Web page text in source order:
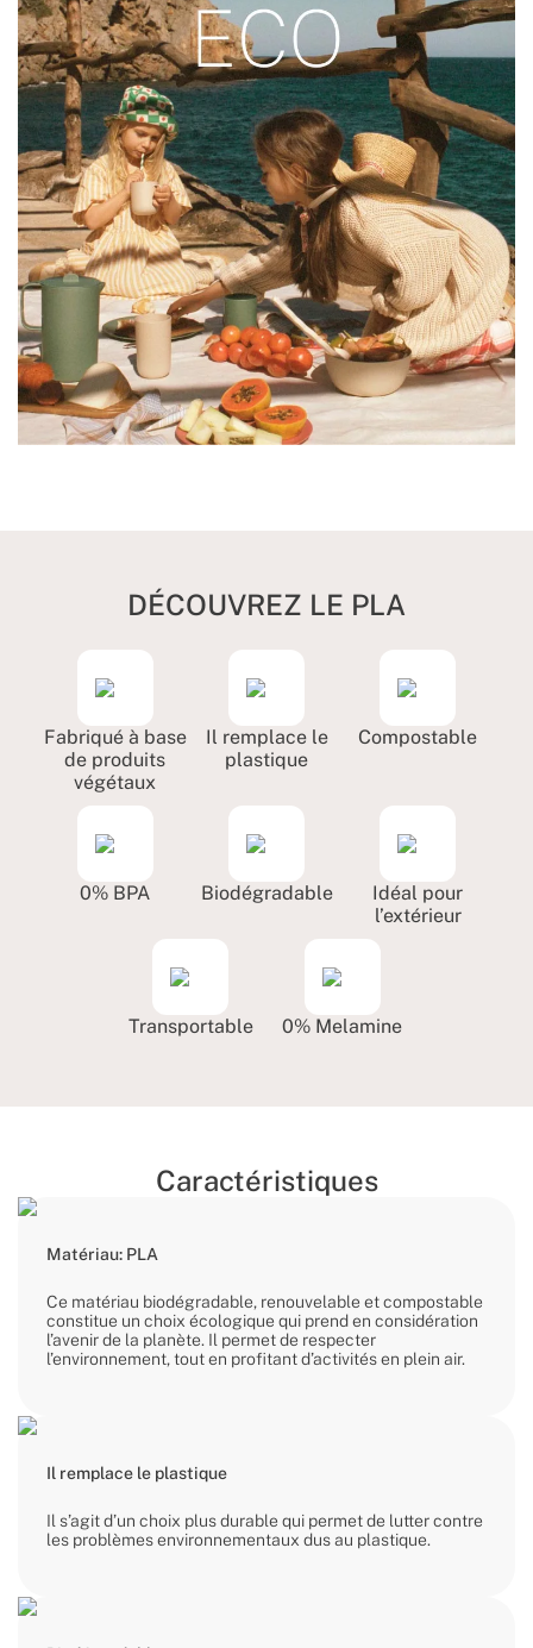
DÉCOUVREZ LE PLA
Fabriqué à base
de produits
végétaux
Il remplace le
plastique
Compostable
0% BPA Biodégradable
Idéal pour
l’extérieur
Transportable 0% Melamine
Caractéristiques
Matériau: PLA
Ce matériau biodégradable, renouvelable et compostable
constitue un choix écologique qui prend en considération
l’avenir de la planète. Il permet de respecter
l’environnement, tout en profitant d’activités en plein air.
Il remplace le plastique
Il s’agit d’un choix plus durable qui permet de lutter contre
les problèmes environnementaux dus au plastique.